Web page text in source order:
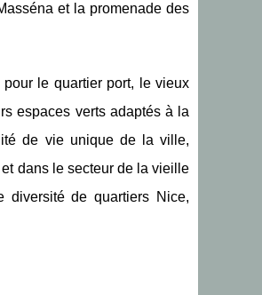
et la promenade des
pour le quartier port, le vieux
espaces verts adaptés à la
de vie unique de la ville,
dans le secteur de la vieille
de quartiers Nice,